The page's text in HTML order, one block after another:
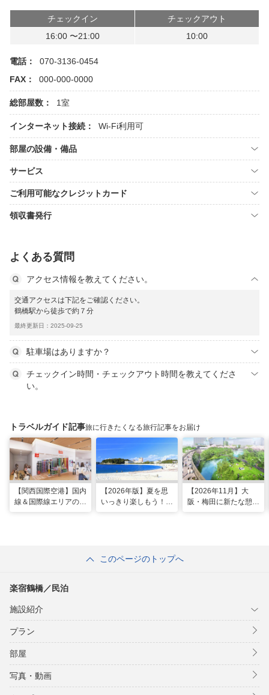
チェックイン
チェックアウト
16:00 〜21:00
10:00
電話：
070-3136-0454
FAX：
000-000-0000
総部屋数： 1室
インターネット接続： Wi-Fi利用可
部屋の設備・備品
サービス
ご利用可能なクレジットカード
領収書発行
よくある質問
アクセス情報を教えてください。
交通アクセスは下記をご確認ください。
鶴橋駅から徒歩で約７分
最終更新日：2025-09-25
駐車場はありますか？
チェックイン時間・チェックアウト時間を教えてくださ
い。
トラベルガイド記事旅に行きたくなる旅行記事をお届け
【関西国際空港】国内
線＆国際線エリアの大
【2026年版】夏を思
いっきり楽しもう！関
【2026年11月】大
阪・梅田に新たな憩い
このページのトップへ
楽宿鶴橋／民泊
施設紹介
プラン
部屋
写真・動画